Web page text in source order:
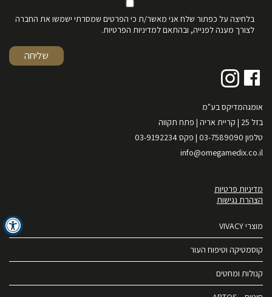
בלחיצה על כפתור שלח אני מאשר/ת כי הפרטים שמסרתי ישמשו את החברה
לצורך מענה לפנייה, ובהתאם למדיניות הפרטיות.
אומגהמדיקס בע"מ
בזל 25 | קריית אריה | פתח תקווה
טלפון 03-7589090 | פקס 03-9192234
info@omegamedix.co.il
מדיניות פרטיות
הצהרת נגישות
מוצרי VIVACY
קוסמטיקה וטיפוח העור
קנולות ומחטים